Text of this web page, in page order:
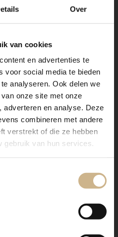
Over
van cookies
en advertenties te
voor social media te bieden
analyseren. Ook delen we
onze site met onze
adverteren en analyse. Deze
combineren met andere
verstrekt of die ze hebben
gebruik van hun services.